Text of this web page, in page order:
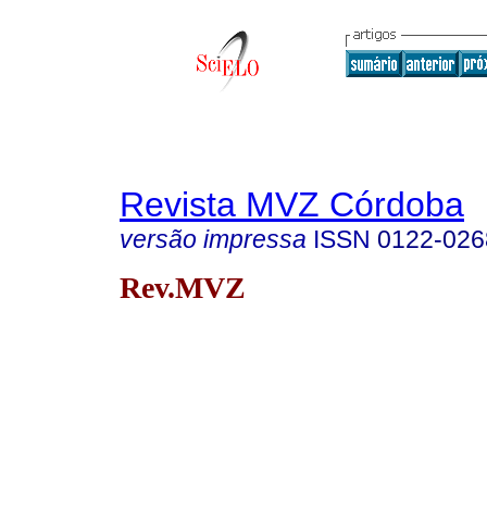
Revista MVZ Córdoba
versão impressa ISSN 0122-
Rev.MVZ